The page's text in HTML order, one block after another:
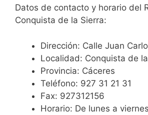
Datos de contacto y horario del
Conquista de la Sierra:
Dirección: Calle Juan
Localidad: Conquista de
Provincia: Cáceres
Teléfono: 927 31 21 31
Fax: 927312156
Horario: De lunes a